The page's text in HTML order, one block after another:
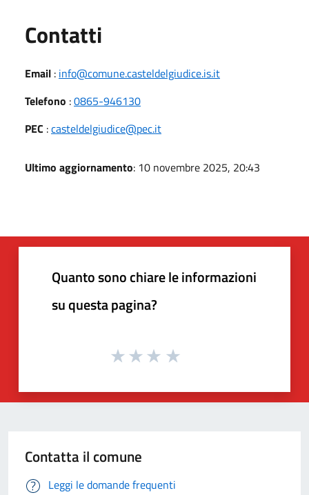
Contatti
Email : info@comune.casteldelgiudice.is.it
Telefono :0865-946130
PEC :casteldelgiudice@pec.it
Ultimo aggiornamento: 10 novembre 2025, 20:43
Quanto sono chiare le informazioni
su questa pagina?
Contatta il comune
Leggi le domande frequenti